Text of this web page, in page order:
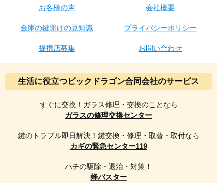
お客様の声 会社概要
金庫の鍵開けの豆知識 プライバシーポリシー
提携店募集 お問い合わせ
生活に役立つビックドラゴン合同会社のサービス
すぐに交換！ガラス修理・交換のことなら
ガラスの修理交換センター
鍵のトラブル即日解決！鍵交換・修理・取替・取付なら
カギの緊急センター119
ハチの駆除・退治・対策！
蜂バスター